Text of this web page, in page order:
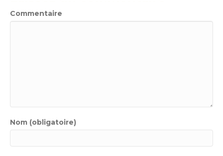
Commentaire
Nom (obligatoire)